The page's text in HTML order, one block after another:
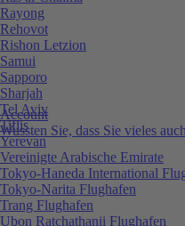
Account
Wussten Sie, dass Sie vieles
Rayong
Rehovot
Rishon Letzion
Samui
Sapporo
Sharjah
Tel Aviv
Tiflis
Yerevan
Vereinigte Arabische Emirate
Tokyo-Haneda International
Tokyo-Narita Flughafen
Trang Flughafen
Ubon Ratchathanii Flughafen